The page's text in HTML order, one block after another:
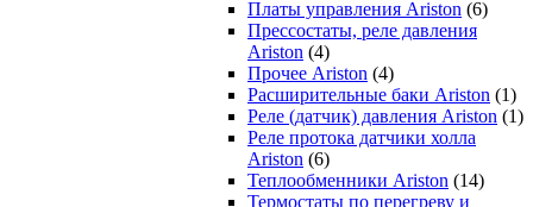
Платы управления Ariston (6)
Прессостаты, реле давления
Ariston (4)
Прочее Ariston (4)
Расширительные баки Ariston (1)
Реле (датчик) давления Ariston (1)
Реле протока датчики холла
Ariston (6)
Теплообменники Ariston (14)
Термостаты по перегреву и